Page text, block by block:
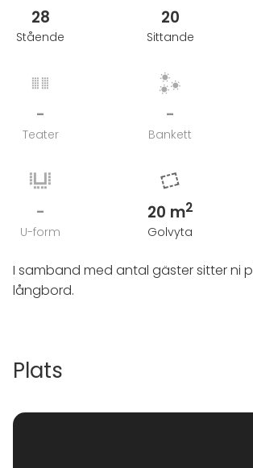
28
Stående
20
Sittande
-
Teater
-
Bankett
-
U-form
20 m2
Golvyta
I samband med antal gäster sitter ni
långbord.
Plats